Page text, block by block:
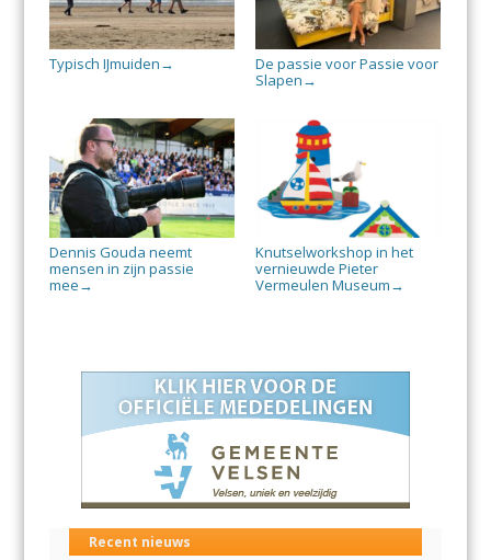
Typisch IJmuiden →
De passie voor Passie voor
Slapen →
Dennis Gouda neemt
mensen in zijn passie
mee →
Knutselworkshop in het
vernieuwde Pieter
Vermeulen Museum →
Recent nieuws